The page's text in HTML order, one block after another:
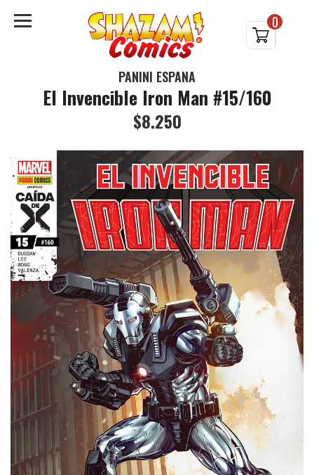
0
PANINI ESPAÑA
El Invencible Iron Man #15/160
$8.250